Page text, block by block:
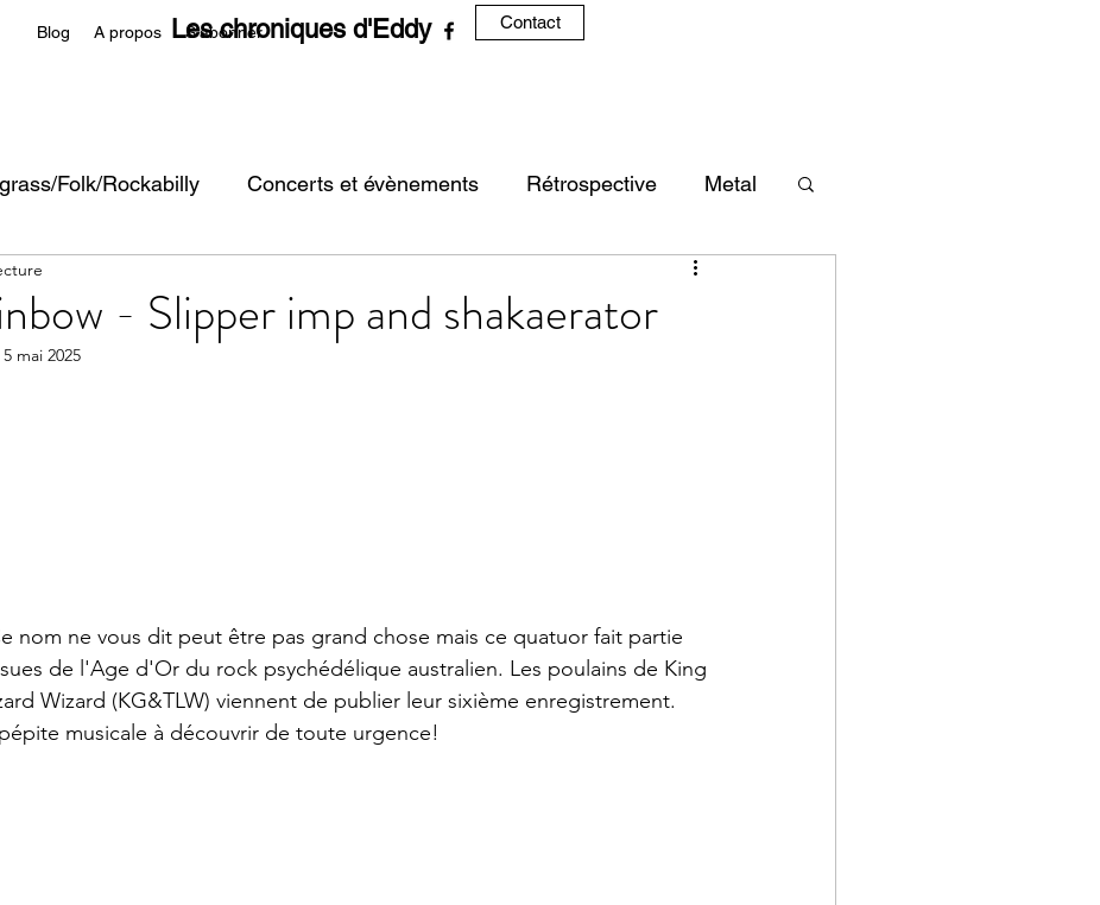
Blog A propos S'abonner
Les chroniques d'Eddy Contact
Folk/Rockabilly Concerts et évènements Rétrospective Metal
Fusion
- Slipper imp and shakaerator
5 mai 2025
nom ne vous dit peut être pas grand chose mais ce quatuor fait partie
de l'Age d'Or du rock psychédélique australien. Les poulains de King
Wizard (KG&TLW) viennent de publier leur sixième enregistrement.
musicale à découvrir de toute urgence!